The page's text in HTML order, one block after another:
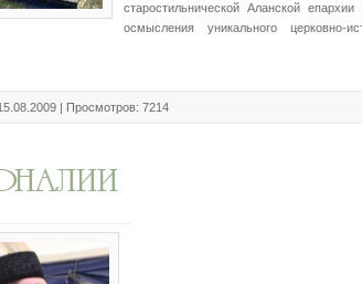
старостильнической Аланской
осмысления уникального церковно-
| Просмотров: 7214